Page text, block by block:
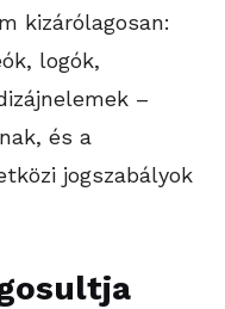
kizárólagosan:
logók,
–
és a
jogszabályok